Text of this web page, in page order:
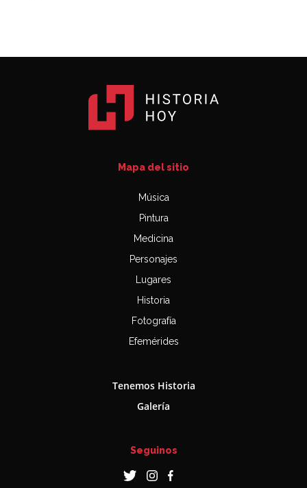
Mapa del sitio
Música
Pintura
Medicina
Personajes
Lugares
Historia
Fotografía
Efemérides
Tenemos Historia
Galería
Seguinos